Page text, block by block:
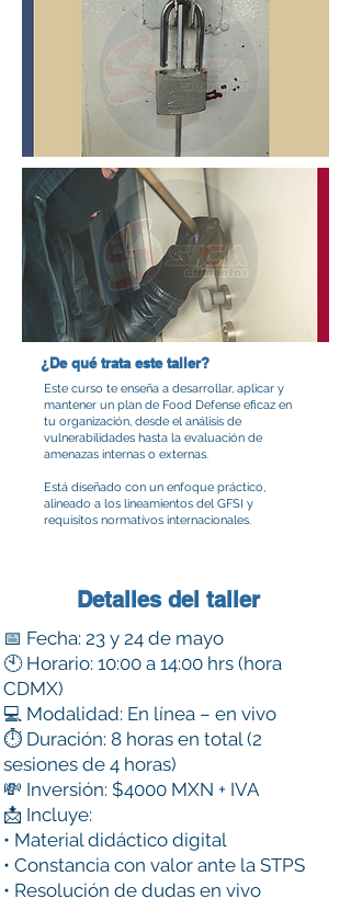
¿De qué trata este taller?
Este curso te enseña a desarrollar, aplicar y
mantener un plan de Food Defense eficaz en
tu organización, desde el análisis de
vulnerabilidades hasta la evaluación de
amenazas internas o externas.
Está diseñado con un enfoque práctico,
alineado a los lineamientos del GFSI y
requisitos normativos internacionales.
Detalles del taller
📅 Fecha: 23 y 24 de mayo
🕙 Horario: 10:00 a 14:00 hrs (hora
CDMX)
💻 Modalidad: En línea – en vivo
⏱️ Duración: 8 horas en total (2
sesiones de 4 horas)
💸 Inversión: $4000 MXN + IVA
📩 Incluye:
• Material didáctico digital
• Constancia con valor ante la STPS
• Resolución de dudas en vivo